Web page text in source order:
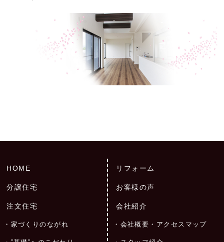
HOME
分譲住宅
注文住宅
家づくりのながれ
リフォーム
お客様の声
会社紹介
会社概要・アクセスマップ